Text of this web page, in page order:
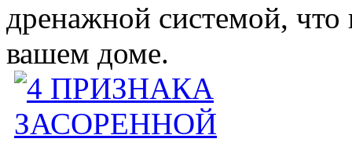
дренажной системой, что
вашем доме.